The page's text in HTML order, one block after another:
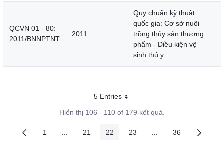
QCVN 01 - 80:
2011/BNNPTNT
2011
Quy chuẩn kỹ thuật
quốc gia: Cơ sở nuôi
trồng thủy sản thương
phẩm - Điều kiện vệ
sinh thú y.
5 EntriesMỗi trang
Hiển thị 106 - 110 of 179 kết quả.
Các trang trên cổng
1 Các trang trung gian
Các trang trên cổng
21 Các trang trên cổng
22 Các trang trên cổng
23 Các trang trung gian
Các trang trên
36